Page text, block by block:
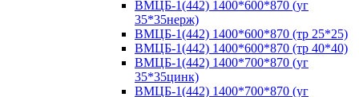
ВМЦБ-1(442) 1400*600*870 (уг
35*35нерж)
ВМЦБ-1(442) 1400*600*870 (тр 25*25)
ВМЦБ-1(442) 1400*600*870 (тр 40*40)
ВМЦБ-1(442) 1400*700*870 (уг
35*35цинк)
ВМЦБ-1(442) 1400*700*870 (уг